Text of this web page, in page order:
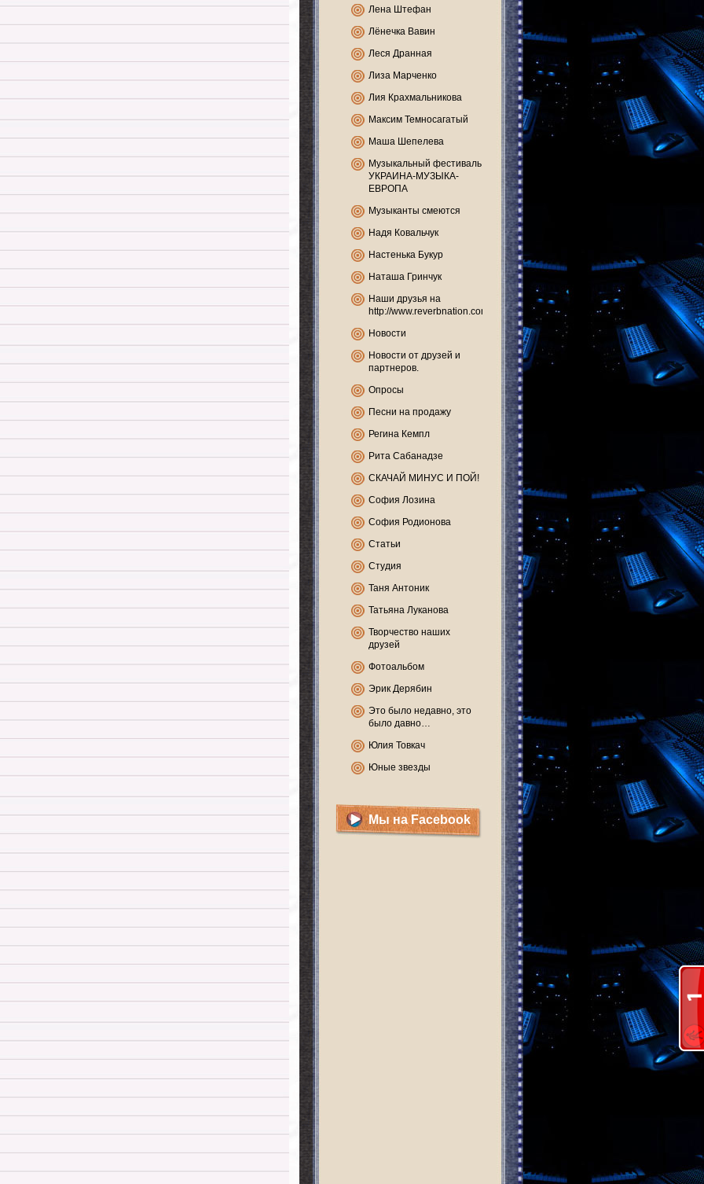
Лена Штефан
Лёнечка Вавин
Леся Дранная
Лиза Марченко
Лия Крахмальникова
Максим Темносагатый
Маша Шепелева
Музыкальный фестиваль
УКРАИНА-МУЗЫКА-
ЕВРОПА
Музыканты смеются
Надя Ковальчук
Настенька Букур
Наташа Гринчук
Наши друзья на
http://www.reverbnation.com
Новости
Новости от друзей и
партнеров.
Опросы
Песни на продажу
Регина Кемпл
Рита Сабанадзе
СКАЧАЙ МИНУС И ПОЙ!
София Лозина
София Родионова
Статьи
Студия
Таня Антоник
Татьяна Луканова
Творчество наших
друзей
Фотоальбом
Эрик Дерябин
Это было недавно, это
было давно…
Юлия Товкач
Юные звезды
Мы на Facebook